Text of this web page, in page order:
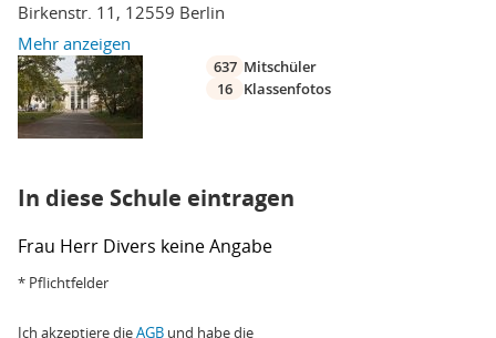
Birkenstr. 11, 12559 Berlin
Mehr anzeigen
637 Mitschüler
16
Klassenfotos
In diese Schule eintragen
Frau Herr Divers keine Angabe
* Pflichtfelder
Ich akzeptiere dieAGB und habe die